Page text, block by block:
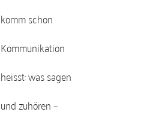
komm schon
Kommunikation
heisst: was sagen
und zuhören –